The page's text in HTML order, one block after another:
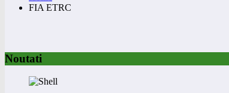
FIA ETRC
Noutati